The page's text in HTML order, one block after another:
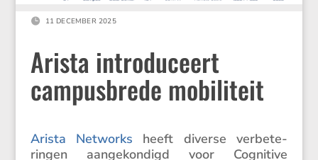
 11 DECEMBER 2025
Arista introduceert
campusbrede mobiliteit
Arista Networks heeft diverse verbe­te­
ringen aange­kon­digd voor Cogni­tive